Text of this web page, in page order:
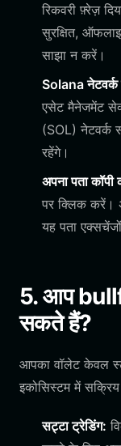
रिकवरी फ़्रेज़
सुरक्षित,
साझा न करें।
Solana
एसेट मैनेजमेंट
(SOL) नेटवर्क
रहेंगे।
अपना पता कॉपी
पर क्लिक करें।
यह पता
5. आप
सकते हैं?
आपका वॉलेट केवल
इकोसिस्टम में
सट्टा ट्रेडिंग: